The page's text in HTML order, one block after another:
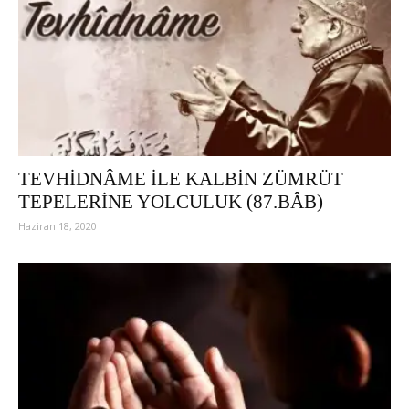
TEVHİDNÂME İLE KALBİN ZÜMRÜT
TEPELERİNE YOLCULUK (87.BÂB)
Haziran 18, 2020